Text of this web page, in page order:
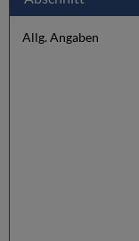
Allg. Angaben